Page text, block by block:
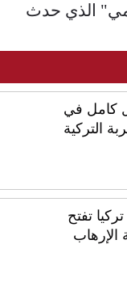
الذي حدث
كامل في
التركية
تفتح